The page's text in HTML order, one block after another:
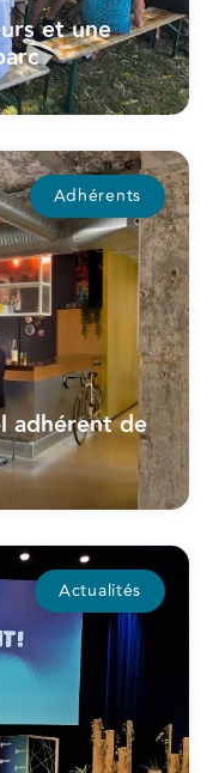
et une
Adhérents
adhérent de
Actualités